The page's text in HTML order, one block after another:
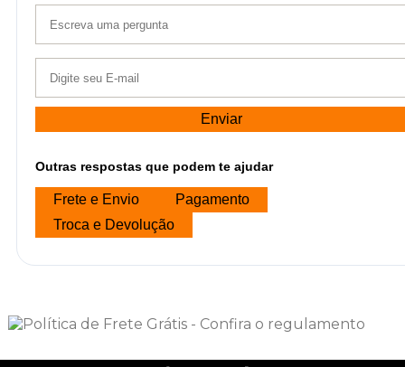
Enviar
Outras respostas que podem te ajudar
Frete e Envio
Pagamento
Troca e Devolução